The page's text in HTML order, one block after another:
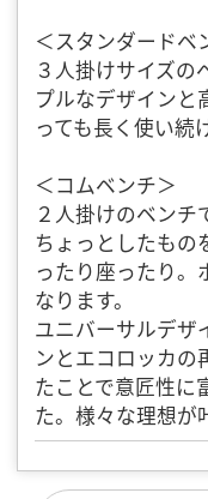
＜スタンダードベ
３人掛けサイズの
プルなデザインと
っても長く使い続
＜コムベンチ＞
２人掛けのベンチ
ちょっとしたもの
ったり座ったり。
なります。
ユニバーサルデザ
ンとエコロッカの
たことで意匠性に
た。様々な理想が